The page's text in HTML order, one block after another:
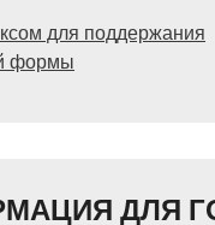
для поддержания
формы
ДЛЯ